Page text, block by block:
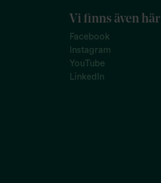
Vi finns även här
Facebook
Instagram
YouTube
LinkedIn